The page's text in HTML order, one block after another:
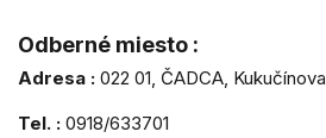
Odberné miesto :
Adresa : 022 01, ČADCA,
Tel. : 0918/633701